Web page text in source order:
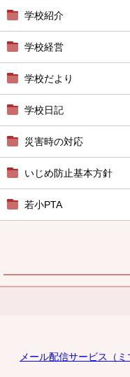
学校紹介
学校経営
学校だより
学校日記
災害時の対応
いじめ防止基本方針
若小PTA
メール配信サービス（